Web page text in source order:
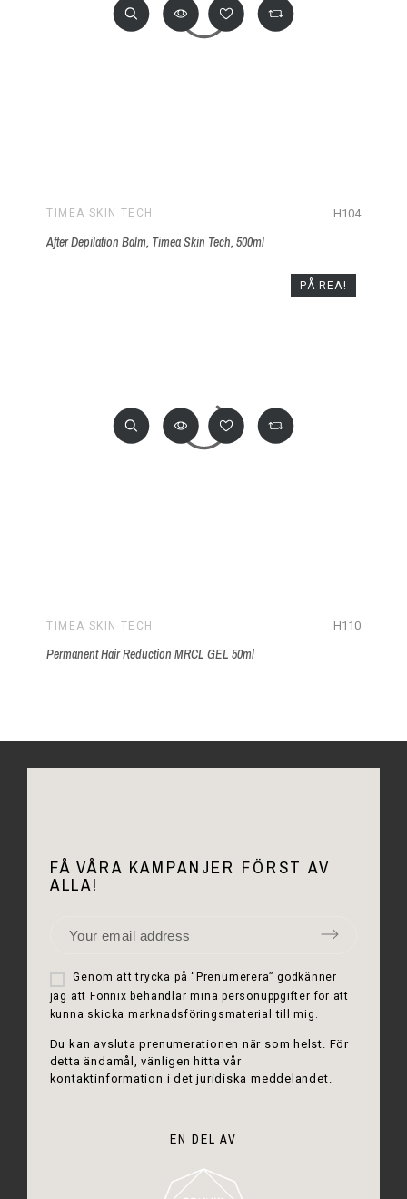
TIMEA SKIN TECH H104
After Depilation Balm, Timea Skin Tech, 500ml
TIMEA SKIN TECH H110
Permanent Hair Reduction MRCL GEL 50ml
PÅ REA!
FÅ VÅRA KAMPANJER FÖRST AV
ALLA!
Genom att trycka på “Prenumerera” godkänner
jag att Fonnix behandlar mina personuppgifter för att
kunna skicka marknadsföringsmaterial till mig.
Du kan avsluta prenumerationen när som helst. För
detta ändamål, vänligen hitta vår
kontaktinformation i det juridiska meddelandet.
EN DEL AV